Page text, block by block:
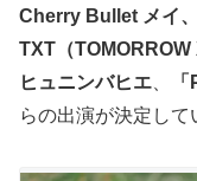
Cherry Bullet メイ
TXT（
ヒュニンバヒエ
らの出演が決定して